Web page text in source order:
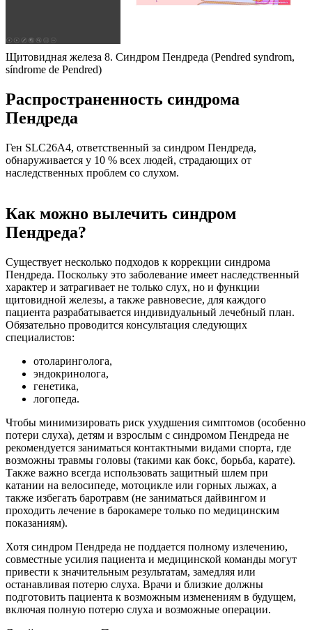
Щитовидная железа 8. Синдром Пендреда (Pendred syndrom,
síndrome de Pendred)
Распространенность синдрома
Пендреда
Ген SLC26A4, ответственный за синдром Пендреда,
обнаруживается у 10 % всех людей, страдающих от
наследственных проблем со слухом.
Как можно вылечить синдром
Пендреда?
Существует несколько подходов к коррекции синдрома
Пендреда. Поскольку это заболевание имеет наследственный
характер и затрагивает не только слух, но и функции
щитовидной железы, а также равновесие, для каждого
пациента разрабатывается индивидуальный лечебный план.
Обязательно проводится консультация следующих
специалистов:
отоларинголога,
эндокринолога,
генетика,
логопеда.
Чтобы минимизировать риск ухудшения симптомов (особенно
потери слуха), детям и взрослым с синдромом Пендреда не
рекомендуется заниматься контактными видами спорта, где
возможны травмы головы (такими как бокс, борьба, карате).
Также важно всегда использовать защитный шлем при
катании на велосипеде, мотоцикле или горных лыжах, а
также избегать баротравм (не заниматься дайвингом и
проходить лечение в барокамере только по медицинским
показаниям).
Хотя синдром Пендреда не поддается полному излечению,
совместные усилия пациента и медицинской команды могут
привести к значительным результатам, замедляя или
останавливая потерю слуха. Врачи и близкие должны
подготовить пациента к возможным изменениям в будущем,
включая полную потерю слуха и возможные операции.